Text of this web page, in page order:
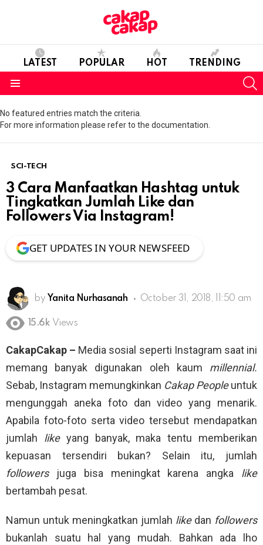
LATEST POPULAR HOT TRENDING
No featured entries match the criteria.
For more information please refer to the documentation.
SCI-TECH
3 Cara Manfaatkan Hashtag untuk
Tingkatkan Jumlah Like dan
Followers Via Instagram!
GET UPDATES IN YOUR NEWSFEED
by Yanita Nurhasanah October 31, 2018, 11:50 am
15.6k Views
CakapCakap – Media sosial seperti Instagram saat ini
memang banyak digunakan oleh kaum millennial.
Sebab, Instagram memungkinkan Cakap Peopleuntuk
mengunggah aneka foto dan video yang menarik.
Apabila foto-foto serta video tersebut mendapatkan
jumlah like yang banyak, maka tentu memberikan
kepuasan tersendiri bukan? Selain itu, jumlah
followers
juga bisa meningkat karena angka like
bertambah pesat.
Namun untuk meningkatkan jumlah like dan followers
bukanlah suatu hal yang mudah. Bahkan ada lho